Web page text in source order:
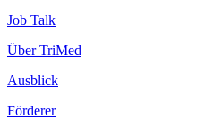
Job Talk
Über TriMed
Ausblick
Förderer